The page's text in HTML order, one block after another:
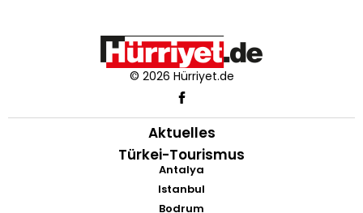
© 2026 Hürriyet.de
Aktuelles
Türkei-Tourismus
Antalya
Istanbul
Bodrum